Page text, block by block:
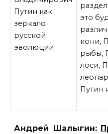
это
кони,
рыбы,
лоси,
Путин
Андрей Шалыгин: